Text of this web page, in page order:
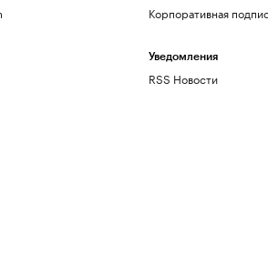
Корпоративная
Уведомления
RSS Новости